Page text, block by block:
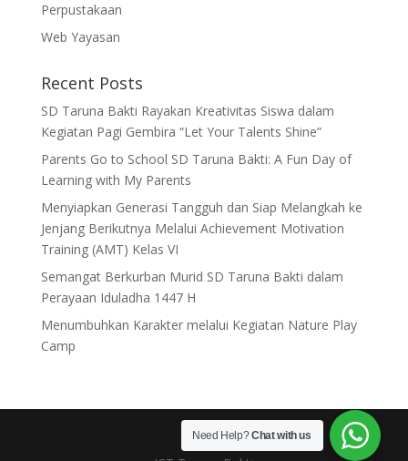
Perpustakaan
Web Yayasan
Recent Posts
SD Taruna Bakti Rayakan Kreativitas Siswa dalam
Kegiatan Pagi Gembira “Let Your Talents Shine”
Parents Go to School SD Taruna Bakti: A Fun Day of
Learning with My Parents
Menyiapkan Generasi Tangguh dan Siap Melangkah ke
Jenjang Berikutnya Melalui Achievement Motivation
Training (AMT) Kelas VI
Semangat Berkurban Murid SD Taruna Bakti dalam
Perayaan Iduladha 1447 H
Menumbuhkan Karakter melalui Kegiatan Nature Play
Camp
Need Help?Chat with us